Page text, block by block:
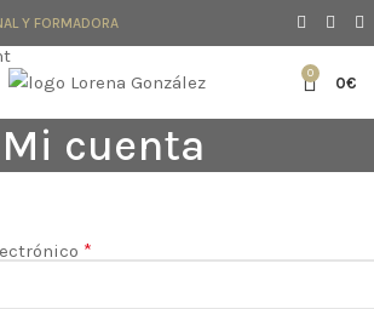
Y FORMADORA
0
0€
Mi cuenta
*